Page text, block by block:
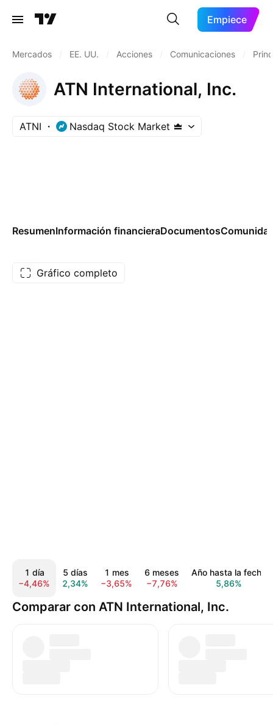
Empiece
Mercados EE. UU. Acciones Comunicaciones
ATN International, Inc.
ATNI Nasdaq Stock Market
ResumenInformación financieraDocumentos
Gráfico completo
1 día
−4,46%
5 días
2,34%
1 mes
−3,65%
6 meses
−7,76%
Año hasta la fecha
5,86%
Comparar con ATN International, Inc.